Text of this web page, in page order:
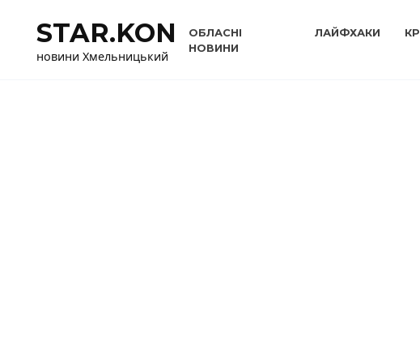
вмістуSTAR.KON
новини Хмельницький
ОБЛАСНІ
НОВИНИ
ЛАЙФХАКИ